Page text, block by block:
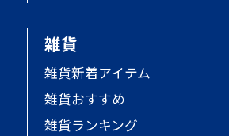
雑貨
雑貨新着アイテム
雑貨おすすめ
雑貨ランキング